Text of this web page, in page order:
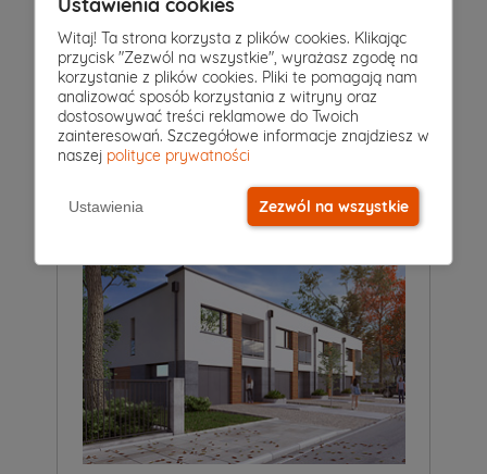
Pokoje5 | Łazienki3 | Garaż 1
Projekt domu
SŁONECZNY 6 649 zł
184 m2
Witaj! Ta strona korzysta z plików cookies. Klikając
przycisk "Zezwól na wszystkie", wyrażasz zgodę na
korzystanie z plików cookies. Pliki te pomagają nam
analizować sposób korzystania z witryny oraz
dostosowywać treści reklamowe do Twoich
zainteresowań. Szczegółowe informacje znajdziesz w
naszej polityce prywatności
Ustawienia Zezwól na wszystkie